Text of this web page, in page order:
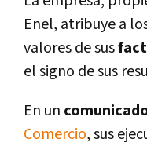
Enel, atribuye a
valores de sus
el signo de sus
En un
Comercio, sus